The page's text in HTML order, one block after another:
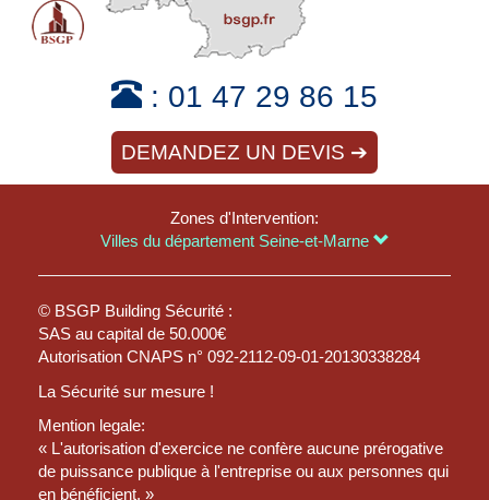
: 01 47 29 86 15
DEMANDEZ UN DEVIS ➔
Zones d'Intervention:
Villes du département Seine-et-Marne
© BSGP Building Sécurité :
SAS au capital de 50.000€
Autorisation CNAPS n° 092-2112-09-01-20130338284
La Sécurité sur mesure !
Mention legale:
« L'autorisation d'exercice ne confère aucune prérogative
de puissance publique à l'entreprise ou aux personnes qui
en bénéficient. »